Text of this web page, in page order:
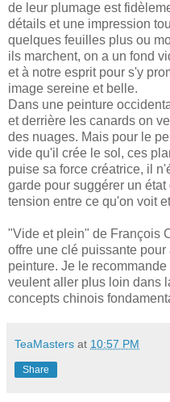
de leur plumage est
détails et une impression
quelques feuilles plus ou
ils marchent, on a un fond
et à notre esprit pour s'y
image sereine et belle.
Dans une peinture
et derrière les canards on
des nuages. Mais pour le
vide qu'il crée le sol, ces
puise sa force créatrice, il
garde pour suggérer un
tension entre ce qu'on voit
"Vide et plein" de François
offre une clé puissante
peinture. Je le
veulent aller plus loin dans
concepts chinois
TeaMasters at 10:57 PM
Share